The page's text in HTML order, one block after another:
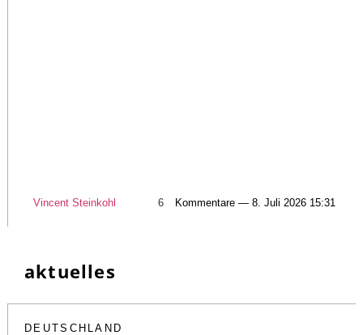
Vincent Steinkohl 6 Kommentare — 8. Juli 2026 15:31
aktuelles
DEUTSCHLAND